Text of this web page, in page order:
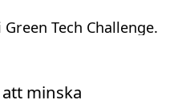
minska